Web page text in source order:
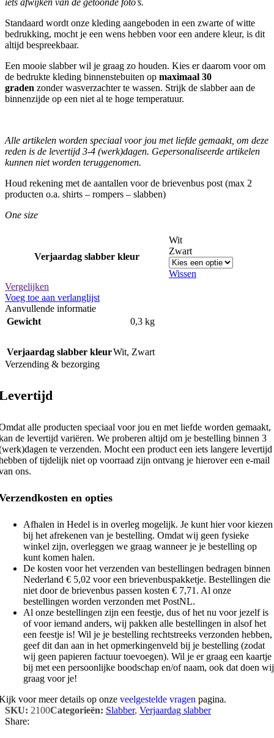
iets afwijken van de getoonde foto’s.
Standaard wordt onze kleding aangeboden in een zwarte of witte
bedrukking, mocht je een wens hebben voor een andere kleur, is dit
altijd bespreekbaar.
Een mooie slabber wil je graag zo houden. Kies er daarom voor om
de bedrukte kleding binnenstebuiten op maximaal 30
graden zonder wasverzachter te wassen. Strijk de slabber aan de
binnenzijde op een niet al te hoge temperatuur.
Alle artikelen worden speciaal voor jou met liefde gemaakt, om deze
reden is de levertijd 3-4 (werk)dagen. Gepersonaliseerde artikelen
kunnen niet worden teruggenomen.
Houd rekening met de aantallen voor de brievenbus post (max 2
producten o.a. shirts – rompers – slabben)
One size
Verjaardag slabber kleur
Wit
Zwart
Wissen
Vergelijken
Voeg toe aan verlanglijst
Aanvullende informatie
Gewicht
0,3 kg
Verjaardag slabber kleurWit, Zwart
Verzending & bezorging
alle producten speciaal voor jou en met liefde worden gemaakt,
de levertijd variëren. We proberen altijd om je bestelling binnen 3
te verzenden. Mocht een product een iets langere levertijd
of tijdelijk niet op voorraad zijn ontvang je hierover een e-mail
ons.
en opties
Afhalen in Hedel is in overleg mogelijk. Je kunt hier voor kiezen
bij het afrekenen van je bestelling. Omdat wij geen fysieke
winkel zijn, overleggen we graag wanneer je je bestelling op
kunt komen halen.
De kosten voor het verzenden van bestellingen bedragen binnen
Nederland € 5,02 voor een brievenbuspakketje. Bestellingen die
niet door de brievenbus passen kosten € 7,71. Al onze
bestellingen worden verzonden met PostNL.
Al onze bestellingen zijn een feestje, dus of het nu voor jezelf is
of voor iemand anders, wij pakken alle bestellingen in alsof het
een feestje is! Wil je je bestelling rechtstreeks verzonden hebben,
geef dit dan aan in het opmerkingenveld bij je bestelling (zodat
wij geen papieren factuur toevoegen). Wil je er graag een kaartje
bij met een persoonlijke boodschap en/of naam, ook dat doen wij
graag voor je!
voor meer details op onze veelgestelde vragen pagina.
SKU: 2100Categorieën: Slabber, Verjaardag slabber
Share: